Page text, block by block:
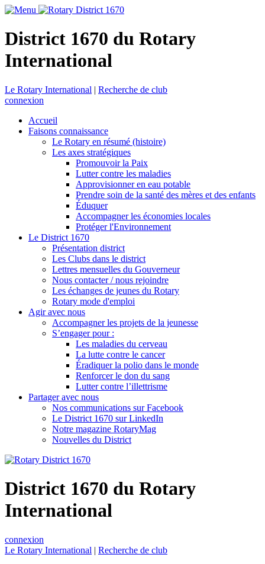
District 1670 du Rotary
International
Le Rotary International | Recherche de club
connexion
Accueil
Faisons connaissance
Le Rotary en résumé (histoire)
Les axes stratégiques
Promouvoir la Paix
Lutter contre les maladies
Approvisionner en eau potable
Prendre soin de la santé des mères et des enfants
Éduquer
Accompagner les économies locales
Protéger l'Environnement
Le District 1670
Présentation district
Les Clubs dans le district
Lettres mensuelles du Gouverneur
Nous contacter / nous rejoindre
Les échanges de jeunes du Rotary
Rotary mode d'emploi
Agir avec nous
Accompagner les projets de la jeunesse
S’engager pour :
Les maladies du cerveau
La lutte contre le cancer
Éradiquer la polio dans le monde
Renforcer le don du sang
Lutter contre l’illettrisme
Partager avec nous
Nos communications sur Facebook
Le District 1670 sur LinkedIn
Notre magazine RotaryMag
Nouvelles du District
District 1670 du Rotary
International
connexion
Le Rotary International | Recherche de club